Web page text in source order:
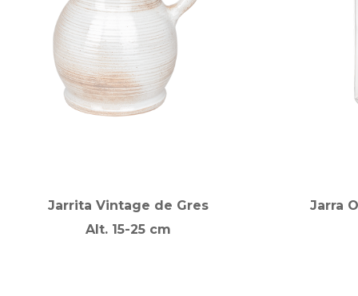
Jarrita Vintage de Gres
Alt. 15-25 cm
Jarra